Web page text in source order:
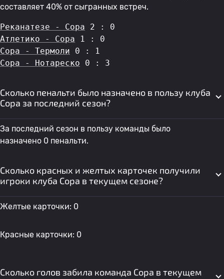
составляет 40% от сыгранных встреч.
Реканатезе - Сора 2 : 0
Атлетико - Сора 1 : 0
Сора - Термоли 0 : 1
Сора - Нотареско 0 : 3
Сколько пенальти было назначено в пользу клуба
Сора за последний сезон?
За последний сезон в пользу команды было
назначено 0 пенальти.
Сколько красных и желтых карточек получили
игроки клуба Сора в текущем сезоне?
Желтые карточки: 0
Красные карточки: 0
Сколько голов забила команда Сора в текущем